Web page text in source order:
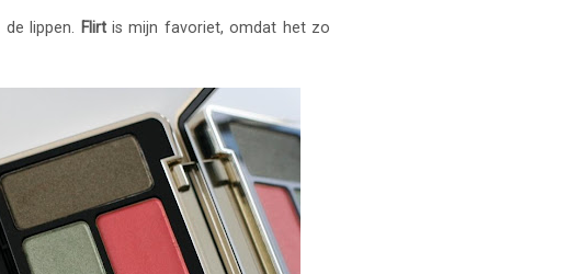
lippen. Flirtis mijn favoriet, omdat het zo